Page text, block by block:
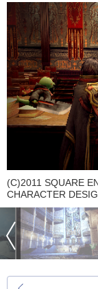
(C)2011 SQUARE
CHARACTER